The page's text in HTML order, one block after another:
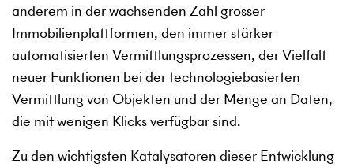
anderem in der wachsenden Zahl grosser
Immobilienplattformen, den immer stärker
automatisierten Vermittlungsprozessen, der Vielfalt
neuer Funktionen bei der technologiebasierten
Vermittlung von Objekten und der Menge an Daten,
die mit wenigen Klicks verfügbar sind.
Zu den wichtigsten Katalysatoren dieser Entwicklung